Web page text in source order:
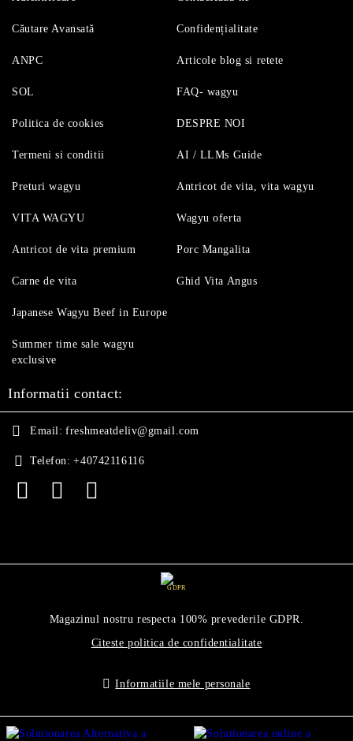
Căutare Avansată Confidențialitate
ANPC
SOL
Politica de cookies
Termeni si conditii
Articole blog si retete
FAQ- wagyu
DESPRE NOI
AI / LLMs Guide
Preturi wagyu
VITA WAGYU
Antricot de vita premium
Carne de vita
Antricot de vita, vita wagyu
Wagyu oferta
Porc Mangalita
Ghid Vita Angus
Japanese Wagyu Beef in Europe
Summer time sale wagyu
exclusive
Informatii contact:
Email: freshmeatdeliv@gmail.com
Telefon: +40742116116
GDPR
Magazinul nostru respecta 100% prevederile GDPR.
Citeste politica de confidentialitate
Informatiile mele personale